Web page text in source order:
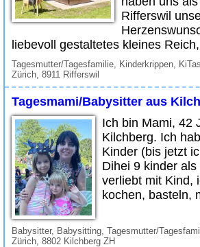
Rifferswil
liebevoll gestaltetes kleines
Tagesmutter/Tagesfamilie, Kinderkrippen, KiTas
Zürich, 8911 Rifferswil
Tagesmami/Babysitter aus
Ich bin Mami, 42
Kilchberg. Ich
Kinder (bis jetzt
Dihei 9 kinder
verliebt mit Kind,
kochen, basteln,
Babysitter, Babysitting, Tagesmutter/
Zürich, 8802 Kilchberg ZH